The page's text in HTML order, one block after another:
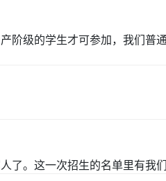
阶级的学生才可参加，我们普
了。这一次招生的名单里有我